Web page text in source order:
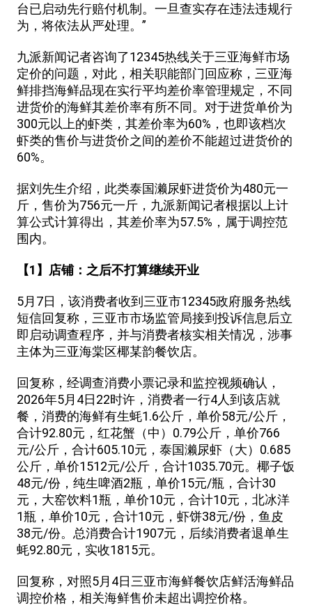
台已启动先行赔付机制。一旦查实存在违法违规行
为，将依法从严处理。”
九派新闻记者咨询了12345热线关于三亚海鲜市场
定价的问题，对此，相关职能部门回应称，三亚海
鲜排挡海鲜品现在实行平均差价率管理规定，不同
进货价的海鲜其差价率有所不同。对于进货单价为
300元以上的虾类，其差价率为60%，也即该档次
虾类的售价与进货价之间的差价不能超过进货价的
60%。
据刘先生介绍，此类泰国濑尿虾进货价为480元一
斤，售价为756元一斤，九派新闻记者根据以上计
算公式计算得出，其差价率为57.5%，属于调控范
围内。
【1】店铺：之后不打算继续开业
5月7日，该消费者收到三亚市12345政府服务热线
短信回复称，三亚市市场监管局接到投诉信息后立
即启动调查程序，并与消费者核实相关情况，涉事
主体为三亚海棠区椰某韵餐饮店。
回复称，经调查消费小票记录和监控视频确认，
2026年5月4日22时许，消费者一行4人到该店就
餐，消费的海鲜有生蚝1.6公斤，单价58元/公斤，
合计92.80元，红花蟹（中）0.79公斤，单价766
元/公斤，合计605.10元，泰国濑尿虾（大）0.685
公斤，单价1512元/公斤，合计1035.70元。椰子饭
48元/份，纯生啤酒2瓶，单价15元/瓶，合计30
元，大窑饮料1瓶，单价10元，合计10元，北冰洋
1瓶，单价10元，合计10元，虾饼38元/份，鱼皮
38元/份。总消费合计1907元，后续消费者退单生
蚝92.80元，实收1815元。
回复称，对照5月4日三亚市海鲜餐饮店鲜活海鲜品
调控价格，相关海鲜售价未超出调控价格。